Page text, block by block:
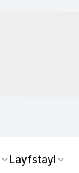
Layfstayl